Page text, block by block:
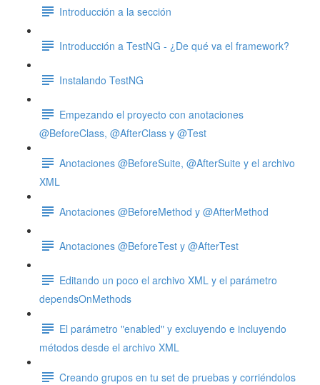
Introducción a la sección
Introducción a TestNG - ¿De qué va el framework?
Instalando TestNG
Empezando el proyecto con anotaciones
@BeforeClass, @AfterClass y @Test
Anotaciones @BeforeSuite, @AfterSuite y el archivo
XML
Anotaciones @BeforeMethod y @AfterMethod
Anotaciones @BeforeTest y @AfterTest
Editando un poco el archivo XML y el parámetro
dependsOnMethods
El parámetro "enabled" y excluyendo e incluyendo
métodos desde el archivo XML
Creando grupos en tu set de pruebas y corriéndolos